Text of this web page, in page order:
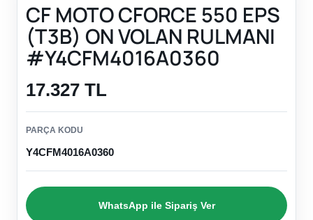
CF MOTO CFORCE 550 EPS
(T3B) ON VOLAN RULMANI
#Y4CFM4016A0360
17.327 TL
PARÇA KODU
Y4CFM4016A0360
WhatsApp ile Sipariş Ver